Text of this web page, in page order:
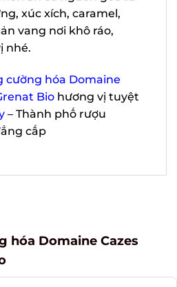
số món ăn có nguồn
rừng, xúc xích,
Bảo quản vang nơi
cường hóa Domaine
Bio hương vị
– Thành phố
Domaine Cazes